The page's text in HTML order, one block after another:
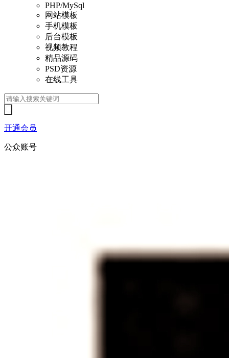
PHP/MySql
网站模板
手机模板
后台模板
视频教程
精品源码
PSD资源
在线工具
开通会员
公众账号